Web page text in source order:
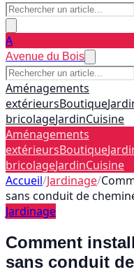
A
Avenue du Bois
Aménagements
extérieursBoutique
bricolageJardinCuisine
Aménagements
extérieursBoutique
bricolageJardinCuisine
Accueil/Jardinage/
sans conduit de
Jardinage
Comment
sans conduit